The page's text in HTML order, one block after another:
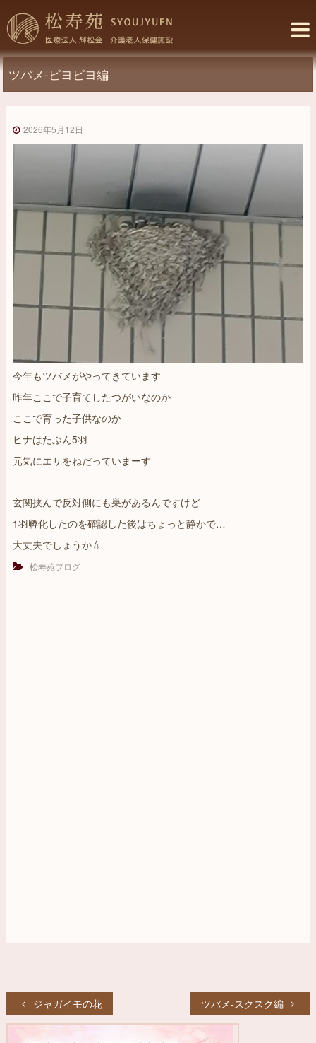
ン
テ
ン
ツ
へ
苑
老
人
保
健
施
設
–
福
岡
西
ツバメ-ピヨピヨ編
2026年5月12日
今年もツバメがやってきています
昨年ここで子育てしたつがいなのか
ここで育った子供なのか
ヒナはたぶん5羽
元気にエサをねだっていまーす
玄関挟んで反対側にも巣があるんですけど
1羽孵化したのを確認した後はちょっと静かで…
大丈夫でしょうか💧
松寿苑ブログ
稿
ジャガイモの花 ツバメ-スクスク編